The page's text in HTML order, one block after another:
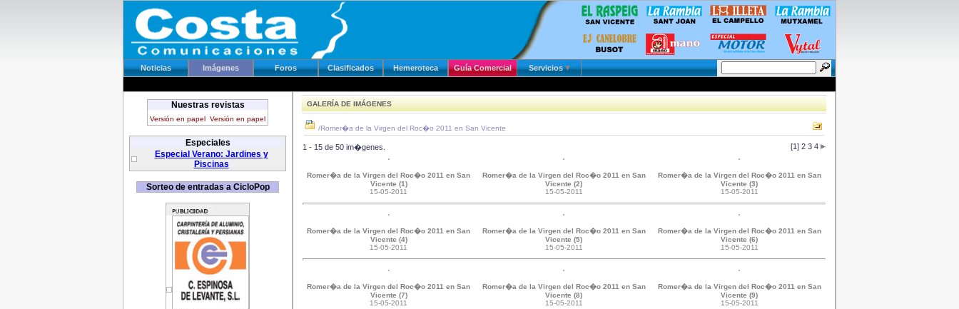
Noticias Imágenes Foros Clasificados Hemeroteca Guía Comercial Servicios
Nuestras revistas
Versión en papel Versión en papel
Especiales
Especial Verano: Jardines y
Piscinas
Sorteo de entradas a CicloPop
GALERÍA DE IMÁGENES
/Romer�a de la Virgen del Roc�o 2011 en San Vicente
1 - 15 de 50 im�genes. [1] 2 3 4
Romer�a de la Virgen del Roc�o 2011 en San
Vicente (1)
15-05-2011
Romer�a de la Virgen del Roc�o 2011 en San
Vicente (2)
15-05-2011
Romer�a de la Virgen del Roc�o 2011 en San
Vicente (3)
15-05-2011
Romer�a de la Virgen del Roc�o 2011 en San
Vicente (4)
15-05-2011
Romer�a de la Virgen del Roc�o 2011 en San
Vicente (5)
15-05-2011
Romer�a de la Virgen del Roc�o 2011 en San
Vicente (6)
15-05-2011
Romer�a de la Virgen del Roc�o 2011 en San
Vicente (7)
15-05-2011
Romer�a de la Virgen del Roc�o 2011 en San
Vicente (8)
15-05-2011
Romer�a de la Virgen del Roc�o 2011 en San
Vicente (9)
15-05-2011